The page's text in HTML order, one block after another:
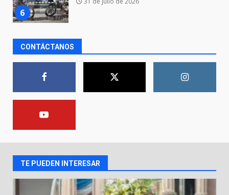
7
30 de julio de 2026
asume la administración de la
parroquia de Guarapo
5 de agosto de 2026
2
FUEGO A LA SECRETARÍA DE LA
5 de agosto de 2026
Muere peatón arrollado por
motociclista en Yuriria
CONTÁCTANOS
TE PUEDEN INTERESAR